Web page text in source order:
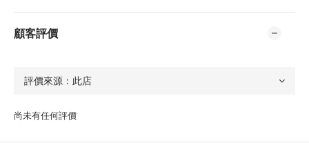
顧客評價
尚未有任何評價